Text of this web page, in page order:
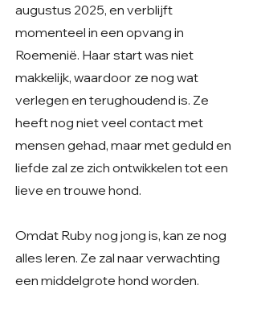
augustus 2025, en verblijft
momenteel in een opvang in
Roemenië. Haar start was niet
makkelijk, waardoor ze nog wat
verlegen en terughoudend is. Ze
heeft nog niet veel contact met
mensen gehad, maar met geduld en
liefde zal ze zich ontwikkelen tot een
lieve en trouwe hond.
Omdat Ruby nog jong is, kan ze nog
alles leren. Ze zal naar verwachting
een middelgrote hond worden.